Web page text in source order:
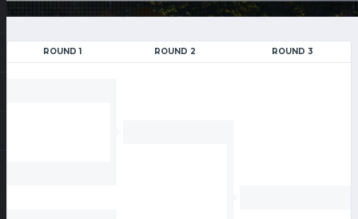
ROUND 1 ROUND 2 ROUND 3